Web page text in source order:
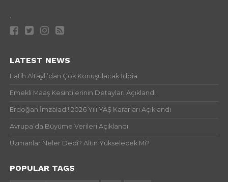
.
LATEST NEWS
Fatih Altaylı’dan Çok Konuşulacak İddia
Emekli Maaş Kesintilerinin Detayları Açıklandı
Erdoğan İmzaladı! 2026 Yılı YAŞ Kararları Açıklandı
Avrupa’da Büyüme Verileri Açıklandı
Uzmanlar Neler Dedi? Altın Yükselecek Mi?
POPULAR TAGS